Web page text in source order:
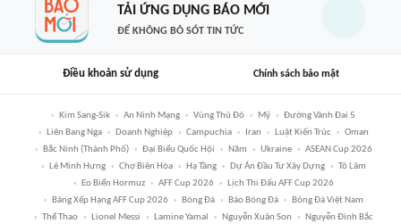
TẢI ỨNG DỤNG BÁO MỚI
ĐỂ KHÔNG BỎ SÓT TIN TỨC
Điều khoản sử dụng Chính sách bảo mật
Kim Sang-Sik An Ninh Mạng Vùng Thủ Đô Mỹ
Đường Vành Đai 5
Liên Bang Nga
Doanh Nghiệp Campuchia Iran Luật Kiến Trúc
Oman
Bắc Ninh (thành Phố)
Đại Biểu Quốc Hội Năm Ukraine
ASEAN Cup 2026
Lê Minh Hưng
Chợ Biên Hòa Hạ Tầng Dự Án Đầu Tư Xây Dựng
Tô Lâm
Eo Biển Hormuz
AFF Cup 2026
Lịch Thi Đấu AFF Cup 2026
Bảng Xếp Hạng AFF Cup 2026
Bóng Đá Báo Bóng Đá
Bóng Đá Việt Nam
Thể Thao
Lionel Messi Lamine Yamal Nguyễn Xuân Son Nguyễn Đình Bắc